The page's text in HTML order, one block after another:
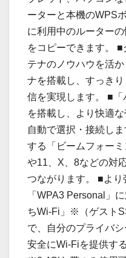
ーターと本機のWPS
に利用中のルーター
をコピーできます。
テナのノウハウを活
ナを搭載し、すっき
信を実現します。 ■「
を搭載し、より快適
自動で選択・接続し
する「ビームフォー
や11、X、8などの対
つながります。 ■よ
「WPA3 Personal」
ちWi-Fi」※（ゲスト
で、自分のプライバシ
安全にWi-Fiを提供す